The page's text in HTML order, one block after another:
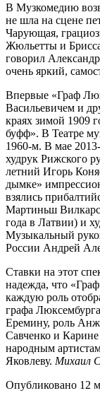
В Музкомедию
не шла на сцене
Чарующая,
Жюльетты и
говорил
очень яркий,
Впервые «Граф
Васильевичем и
краях зимой 1909
буфф». В Театре
1960-м. В мае
худрук Рижского
летний Игорь
дымке»
взялись
Мартиньш
года в Латвии) и
Музыкальный
России Андрей
Ставки на этот
надежда, что
каждую роль
графа
Еремину, роль
Савченко и
народным
Яковлеву. Михаил
Опубликовано 12